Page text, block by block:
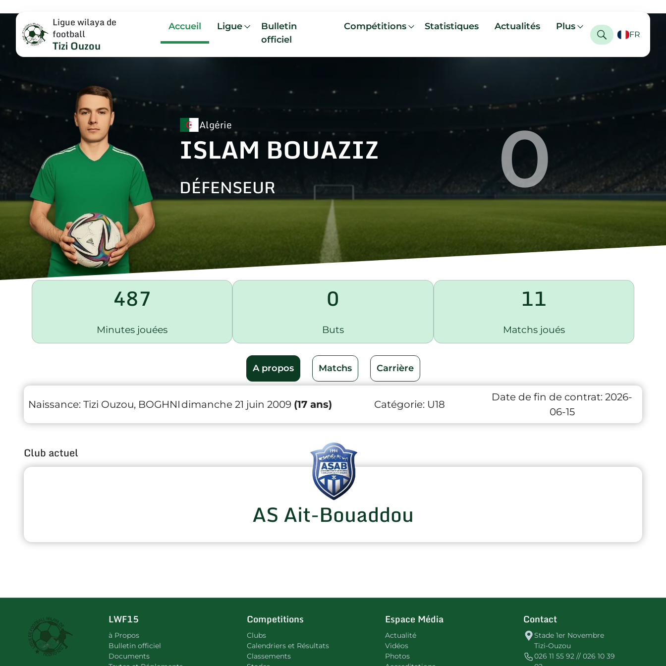
Ligue wilaya de
football
Tizi Ouzou
Accueil Ligue
Bulletin
officiel
Compétitions Statistiques Actualités Plus
FR
Algérie
ISLAM BOUAZIZ
DÉFENSEUR 0
487
Minutes jouées
0
Buts
11
Matchs joués
A propos Matchs Carrière
Naissance: Tizi Ouzou, BOGHNI dimanche 21 juin 2009 (17 ans) Catégorie: U18
Date de fin de contrat: 2026-
06-15
Club actuel
AS Ait-Bouaddou
LWF15
à Propos
Bulletin officiel
Documents
Competitions
Clubs
Calendriers et Résultats
Classements
Espace Média
Actualité
Vidéos
Photos
Contact
Stade 1er Novembre
Tizi-Ouzou
026 11 55 92 // 026 10 39